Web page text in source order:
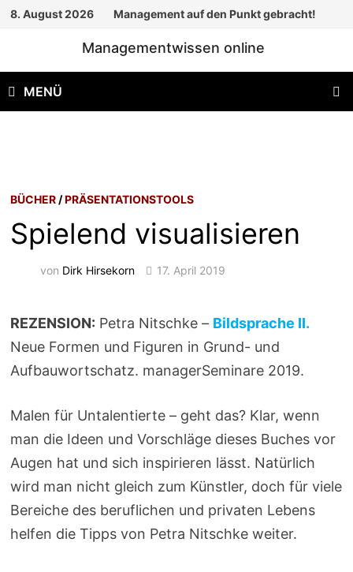
Zum
8. August 2026 Management auf den Punkt gebracht!
Managementwissen online
MENÜ
BÜCHER /PRÄSENTATIONSTOOLS
Spielend visualisieren
von Dirk Hirsekorn 17. April 2019
REZENSION: Petra Nitschke – Bildsprache II.
Neue Formen und Figuren in Grund- und
Aufbauwortschatz. managerSeminare 2019.
Malen für Untalentierte – geht das? Klar, wenn
man die Ideen und Vorschläge dieses Buches vor
Augen hat und sich inspirieren lässt. Natürlich
wird man nicht gleich zum Künstler, doch für viele
Bereiche des beruflichen und privaten Lebens
helfen die Tipps von Petra Nitschke weiter.